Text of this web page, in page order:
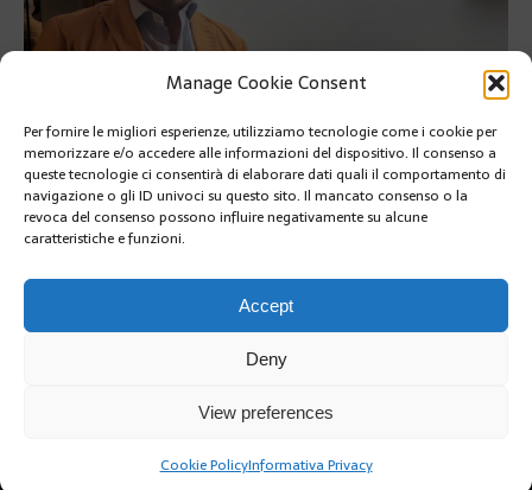
Manage Cookie Consent
Per fornire le migliori esperienze, utilizziamo tecnologie come i cookie per
memorizzare e/o accedere alle informazioni del dispositivo. Il consenso a
queste tecnologie ci consentirà di elaborare dati quali il comportamento di
navigazione o gli ID univoci su questo sito. Il mancato consenso o la
revoca del consenso possono influire negativamente su alcune
caratteristiche e funzioni.
Accept
Deny
View preferences
Cookie PolicyInformativa Privacy
Copyright @2019 | by Crivle